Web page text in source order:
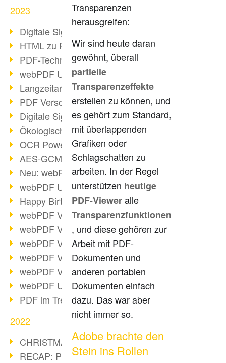
2023
Digitale Signatur in PDF
HTML zu PDF
PDF-Techniken für Barrierefreiheit
webPDF Update 9.0.0.3149
Langzeitarchivierung mit PDF/A
PDF Verschlüsselung
Digitale Signaturen
Ökologischen Abdruck reduzieren
OCR Power für Profis
AES-GCM-Unterstützung (PDF 2.0)
Neu: webPDF Developer Hub
webPDF Update 9.0.0.2898
Happy Birthday, PDF!
webPDF Video-Session 4
webPDF Video-Session 3
webPDF Video-Session 2
webPDF Video-Session 1
webPDF Video-Session Termine
webPDF Update 9.0.0.2843
PDF im Trend
2022
CHRISTMAS 2022 loading
RECAP: PDF Days Europe 2022
Transparenzen
herausgreifen:
Wir sind heute daran
gewöhnt, überall
partielle
Transparenzeffekte
erstellen zu können, und
es gehört zum Standard,
mit überlappenden
Grafiken oder
Schlagschatten zu
arbeiten. In der Regel
unterstützen heutige
PDF-Vieweralle
Transparenzfunktionen
, und diese gehören zur
Arbeit mit PDF-
Dokumenten und
anderen portablen
Dokumenten einfach
dazu. Das war aber
nicht immer so.
Adobe brachte den
Stein ins Rollen